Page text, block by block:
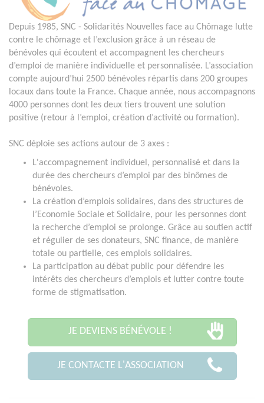
Depuis 1985, SNC - Solidarités Nouvelles face au Chômage lutte
contre le chômage et l’exclusion grâce à un réseau de
bénévoles qui écoutent et accompagnent les chercheurs
d’emploi de manière individuelle et personnalisée. L’association
compte aujourd’hui 2500 bénévoles répartis dans 200 groupes
locaux dans toute la France. Chaque année, nous accompagnons
4000 personnes dont les deux tiers trouvent une solution
positive (retour à l’emploi, création d’activité ou formation).
SNC déploie ses actions autour de 3 axes :
L'accompagnement individuel, personnalisé et dans la
durée des chercheurs d’emploi par des binômes de
bénévoles.
La création d’emplois solidaires, dans des structures de
l’Economie Sociale et Solidaire, pour les personnes dont
la recherche d’emploi se prolonge. Grâce au soutien actif
et régulier de ses donateurs, SNC finance, de manière
totale ou partielle, ces emplois solidaires.
La participation au débat public pour défendre les
intérêts des chercheurs d’emplois et lutter contre toute
forme de stigmatisation.
JE DEVIENS BÉNÉVOLE !
JE CONTACTE L'ASSOCIATION